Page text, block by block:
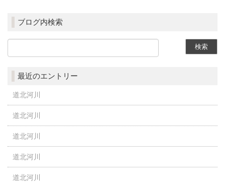
ブログ内検索
最近のエントリー
道北河川
道北河川
道北河川
道北河川
道北河川